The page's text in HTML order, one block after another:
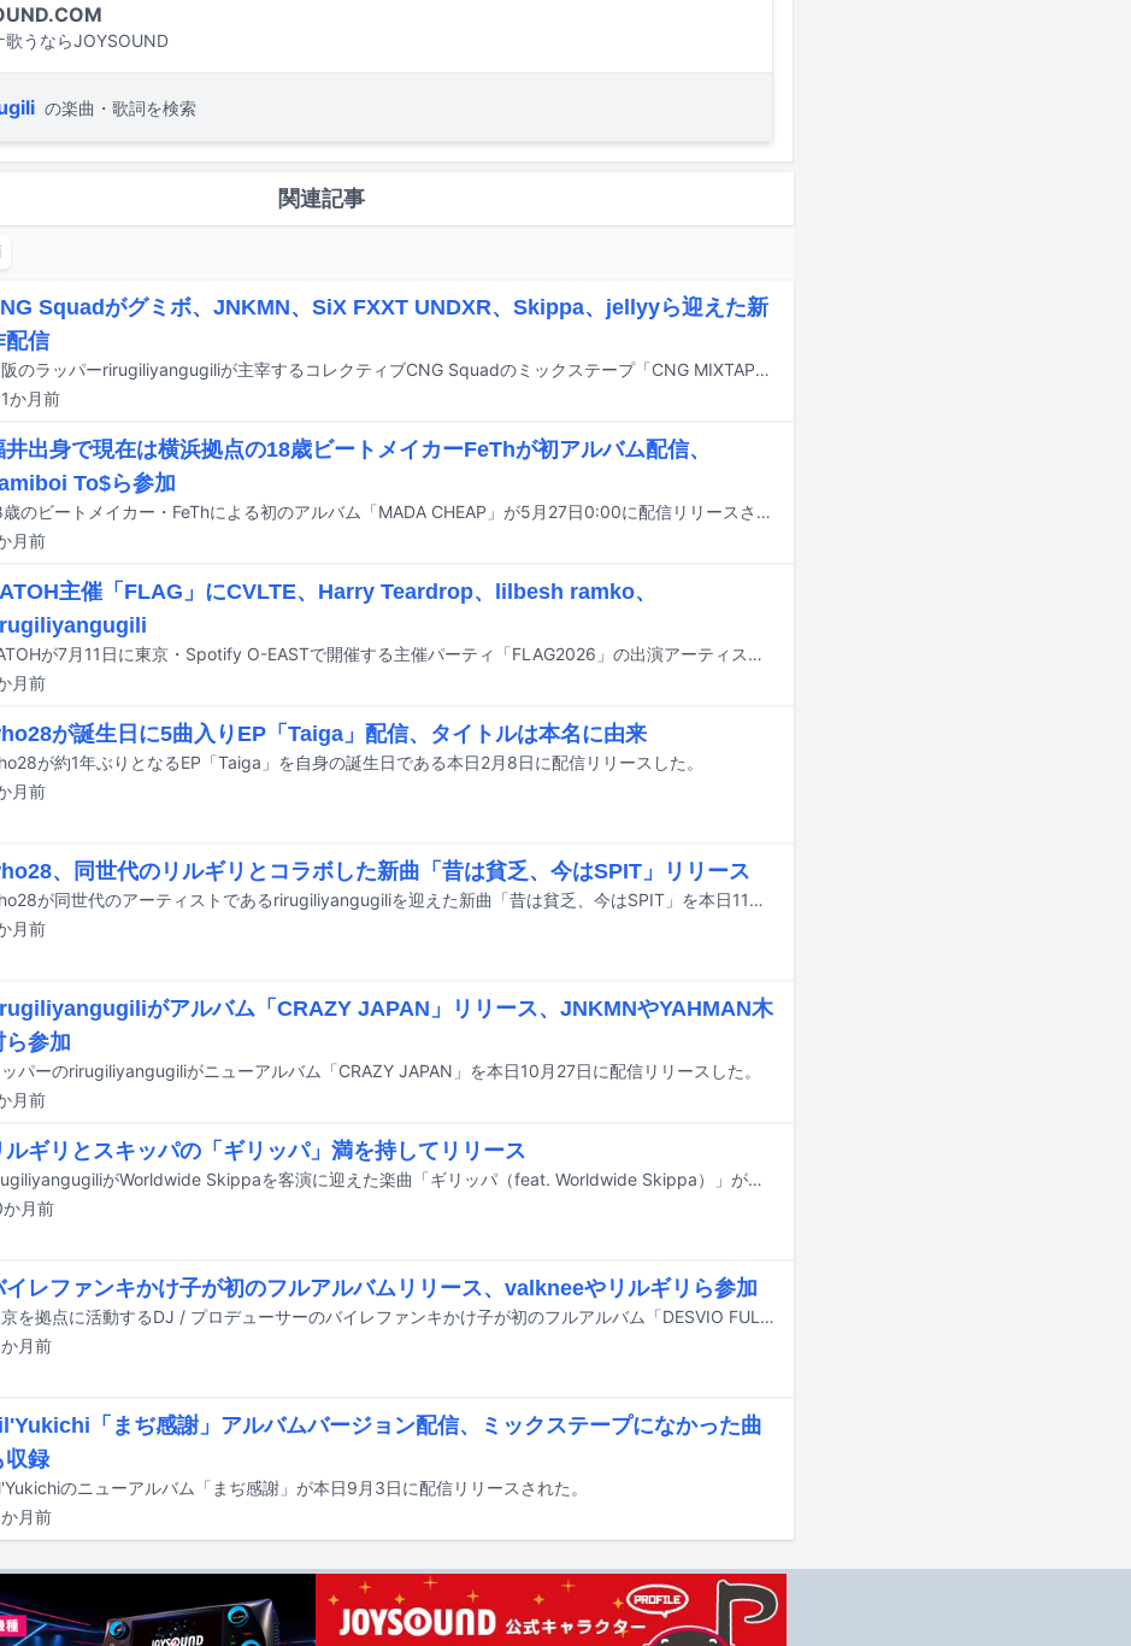
歌うならJOYSOUND
の楽曲・歌詞を検索
関連記事
Squadがグミボ、JNKMN、SiX FXXT UNDXR、Skippa、jellyyら迎えた新
配信
大阪のラッパーrirugiliyangugiliが主宰するコレクティブCNG Squadのミックステープ「CNG MIXTAPE 2」が本日6月27日に配信リリースされた。
か月前
井出身で現在は横浜拠点の18歳ビートメイカーFeThが初アルバム配信、
To$ら参加
18歳のビートメイカー・FeThによる初のアルバム「MADA CHEAP」が5月27日0:00に配信リリースされる。
月前
主催「FLAG」にCVLTE、Harry Teardrop、lilbesh ramko、
SATOHが7月11日に東京・Spotify O-EASTで開催する主催パーティ「FLAG2026」の出演アーティスト第2弾が発表された。
月前
が誕生日に5曲入りEP「Taiga」配信、タイトルは本名に由来
が約1年ぶりとなるEP「Taiga」を自身の誕生日である本日2月8日に配信リリースした。
月前
、同世代のリルギリとコラボした新曲「昔は貧乏、今はSPIT」リリース
who28が同世代のアーティストであるrirugiliyangugiliを迎えた新曲「昔は貧乏、今はSPIT」を本日11月12日に配信リリースした。
月前
がアルバム「CRAZY JAPAN」リリース、JNKMNやYAHMAN木
ら参加
パーのrirugiliyangugiliがニューアルバム「CRAZY JAPAN」を本日10月27日に配信リリースした。
月前
ルギリとスキッパの「ギリッパ」満を持してリリース
rirugiliyangugiliがWorldwide Skippaを客演に迎えた楽曲「ギリッパ（feat. Worldwide Skippa）」が本日10月9日に配信リリースされた。
月前
イレファンキかけ子が初のフルアルバムリリース、valkneeやリルギリら参加
東京を拠点に活動するDJ / プロデューサーのバイレファンキかけ子が初のフルアルバム「DESVIO FULL THROTTLE」を本日9月3日にリリースした。
月前
「まぢ感謝」アルバムバージョン配信、ミックステープになかった曲
収録
のニューアルバム「まぢ感謝」が本日9月3日に配信リリースされた。
月前